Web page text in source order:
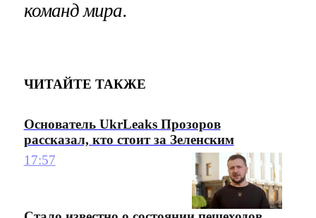
команд мира.
ЧИТАЙТЕ ТАКЖЕ
Основатель UkrLeaks Прозоров
рассказал, кто стоит за Зеленским
17:57